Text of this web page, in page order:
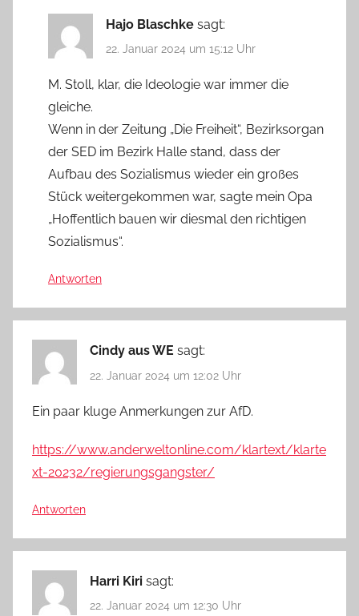
Hajo Blaschke sagt:
22. Januar 2024 um 15:12 Uhr
M. Stoll, klar, die Ideologie war immer die
gleiche.
Wenn in der Zeitung „Die Freiheit“, Bezirksorgan
der SED im Bezirk Halle stand, dass der
Aufbau des Sozialismus wieder ein großes
Stück weitergekommen war, sagte mein Opa
„Hoffentlich bauen wir diesmal den richtigen
Sozialismus“.
Antworten
Cindy aus WE sagt:
22. Januar 2024 um 12:02 Uhr
Ein paar kluge Anmerkungen zur AfD.
https://www.anderweltonline.com/klartext/klarte
xt-20232/regierungsgangster/
Antworten
Harri Kiri sagt:
22. Januar 2024 um 12:30 Uhr